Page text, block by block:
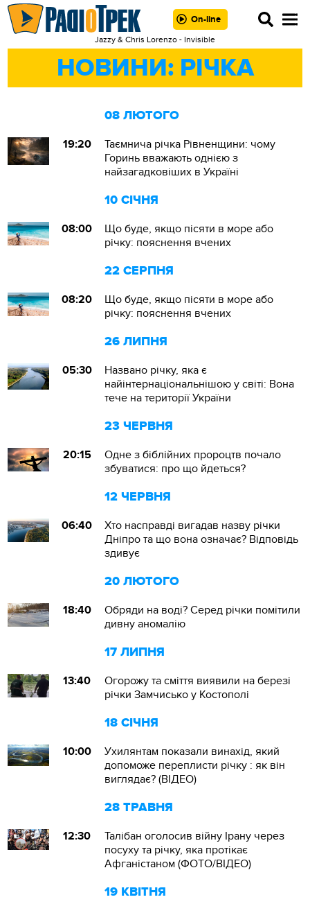
On-line
Jazzy & Chris Lorenzo - Invisible
НОВИНИ: РІЧКА
08 ЛЮТОГО
19:20
Таємнича річка Рівненщини: чому
Горинь вважають однією з
найзагадковіших в Україні
10 СІЧНЯ
08:00
Що буде, якщо пісяти в море або
річку: пояснення вчених
22 СЕРПНЯ
08:20
Що буде, якщо пісяти в море або
річку: пояснення вчених
26 ЛИПНЯ
05:30
Названо річку, яка є
найінтернаціональнішою у світі: Вона
тече на території України
23 ЧЕРВНЯ
20:15
Одне з біблійних пророцтв почало
збуватися: про що йдеться?
12 ЧЕРВНЯ
06:40
Хто насправді вигадав назву річки
Дніпро та що вона означає? Відповідь
здивує
20 ЛЮТОГО
18:40
Обряди на воді? Серед річки помітили
дивну аномалію
17 ЛИПНЯ
13:40
Огорожу та сміття виявили на березі
річки Замчисько у Костополі
18 СІЧНЯ
10:00
Ухилянтам показали винахід, який
допоможе переплисти річку : як він
виглядає? (ВІДЕО)
28 ТРАВНЯ
12:30
Талібан оголосив війну Ірану через
посуху та річку, яка протікає
Афганістаном (ФОТО/ВІДЕО)
19 КВІТНЯ